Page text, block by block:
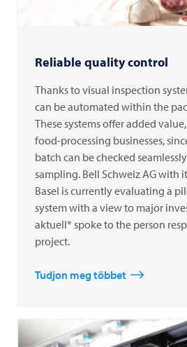
Reliable quality control
Thanks to visual inspection
can be automated within the
These systems offer added
food-processing businesses,
batch can be checked
sampling. Bell Schweiz AG with
Basel is currently evaluating a
system with a view to major
aktuell* spoke to the person
project.
Tudjon meg többet